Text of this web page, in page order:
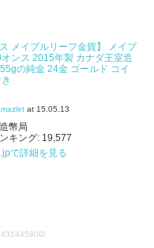
ス メイプルリーフ金貨】 メイプ
ンス 2015年製 カナダ王室造
の純金 24金 ゴールド コイ
at 15.05.13
幣局
キング: 19,577
で詳細を見る